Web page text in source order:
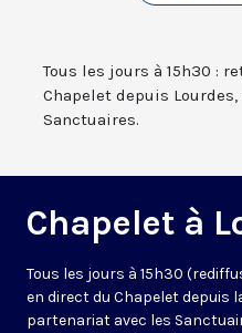
Tous les jours à 15h30 :
Chapelet depuis
Sanctuaires.
Chapelet à
Tous les jours à 15h30
en direct du Chapelet depuis
partenariat avec les